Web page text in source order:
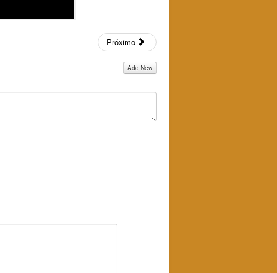
Próximo
Add New